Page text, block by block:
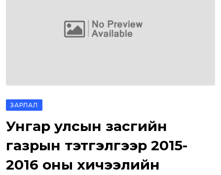
ЗАРЛАЛ
Унгар улсын засгийн
газрын тэтгэлгээр 2015-
2016 оны хичээлийн